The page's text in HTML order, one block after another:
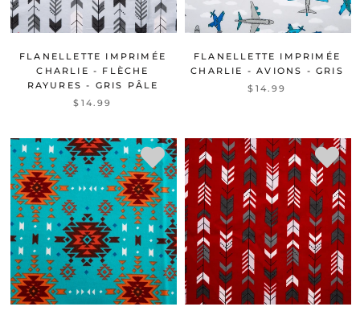
FLANELLETTE IMPRIMÉE
CHARLIE - FLÈCHE
RAYURES - GRIS PÂLE
$14.99
FLANELLETTE IMPRIMÉE
CHARLIE - AVIONS - GRIS
$14.99